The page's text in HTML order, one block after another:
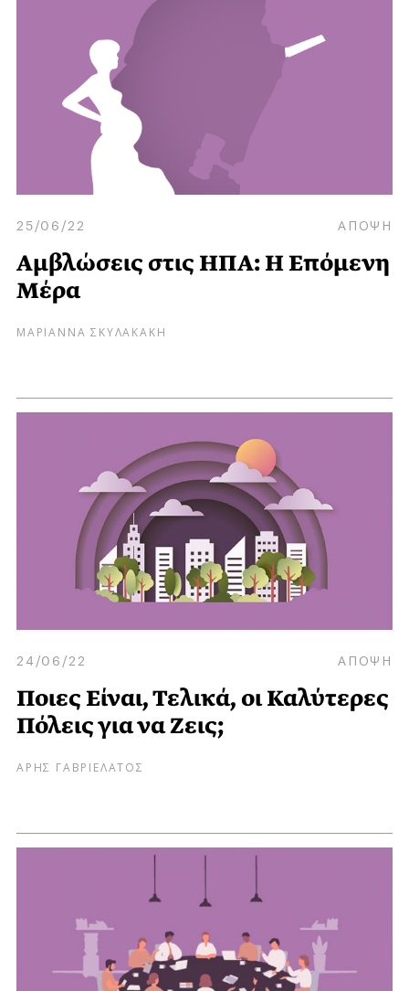
25/06/22 ΑΠΟΨΗ
Αμβλώσεις στις ΗΠΑ: Η Επόμενη
Μέρα
ΜΑΡΙΑΝΝΑ ΣΚΥΛΑΚΑΚΗ
24/06/22 ΑΠΟΨΗ
Ποιες Είναι, Τελικά, οι Καλύτερες
Πόλεις για να Ζεις;
ΑΡΗΣ ΓΑΒΡΙΕΛΑΤΟΣ